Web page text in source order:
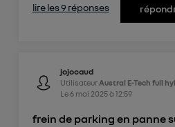
lire les 9 réponses
jojocaud
Utilisateur Austral E-Tech full
Le6 mai 2025à 12:59
frein de parking en panne